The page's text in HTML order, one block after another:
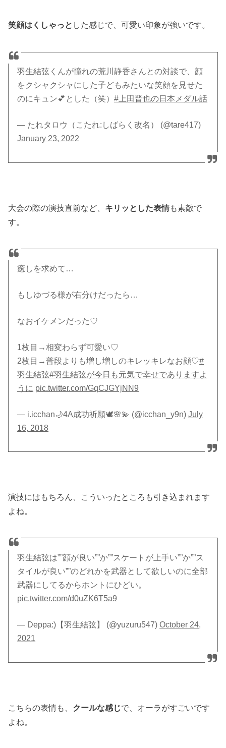
笑顔はくしゃっと した感じで、可愛い印象が強いです。
羽生結弦くんが憧れの荒川静香さんとの対談で、顔
をクシャクシャにした子どもみたいな笑顔を見せた
のにキュン💕とした（笑）#上田晋也の日本メダル話
— たれタロウ（こたれ:しばらく改名） (@tare417)
January 23, 2022
大会の際の演技直前など、 キリッとした表情も素敵で
す。
癒しを求めて…
もしゆづる様が右分けだったら…
なおイケメンだった♡
1枚目→相変わらず可愛い♡
2枚目→普段よりも増し増しのキレッキレなお顔♡#
羽生結弦#羽生結弦が今日も元気で幸せでありますよ
うに pic.twitter.com/GqCJGYjNN9
— i.icchan🌙4A成功祈願🕊🌸💫 (@icchan_y9n)July
16, 2018
演技にはもちろん、こういったところも引き込まれます
よね。
羽生結弦は””顔が良い””か””スケートが上手い””か””ス
タイルが良い””のどれかを武器として欲しいのに全部
武器にしてるからホントにひどい。
pic.twitter.com/d0uZK6T5a9
— Deppa:)【羽生結弦】 (@yuzuru547)October 24,
2021
こちらの表情も、 クールな感じで、オーラがすごいです
よね。